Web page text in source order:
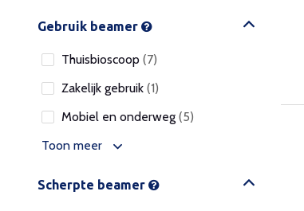
Gebruik beamer
Thuisbioscoop (7)
Zakelijk gebruik (1)
Mobiel en onderweg (5)
Toon meer
Scherpte beamer